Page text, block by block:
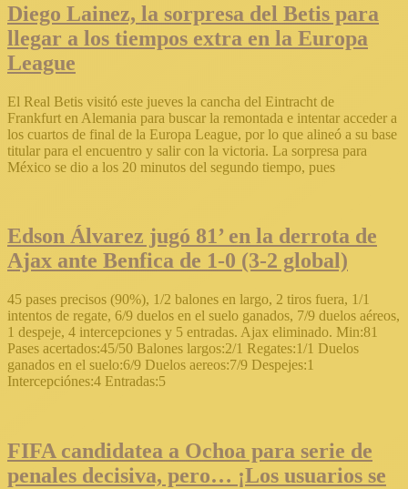
Diego Lainez, la sorpresa del Betis para
llegar a los tiempos extra en la Europa
League
El Real Betis visitó este jueves la cancha del Eintracht de
Frankfurt en Alemania para buscar la remontada e intentar acceder a
los cuartos de final de la Europa League, por lo que alineó a su base
titular para el encuentro y salir con la victoria. La sorpresa para
México se dio a los 20 minutos del segundo tiempo, pues
Edson Álvarez jugó 81’ en la derrota de
Ajax ante Benfica de 1-0 (3-2 global)
45 pases precisos (90%), 1/2 balones en largo, 2 tiros fuera, 1/1
intentos de regate, 6/9 duelos en el suelo ganados, 7/9 duelos aéreos,
1 despeje, 4 intercepciones y 5 entradas. Ajax eliminado. Min:81
Pases acertados:45/50 Balones largos:2/1 Regates:1/1 Duelos
ganados en el suelo:6/9 Duelos aereos:7/9 Despejes:1
Intercepciónes:4 Entradas:5
FIFA candidatea a Ochoa para serie de
penales decisiva, pero… ¡Los usuarios se